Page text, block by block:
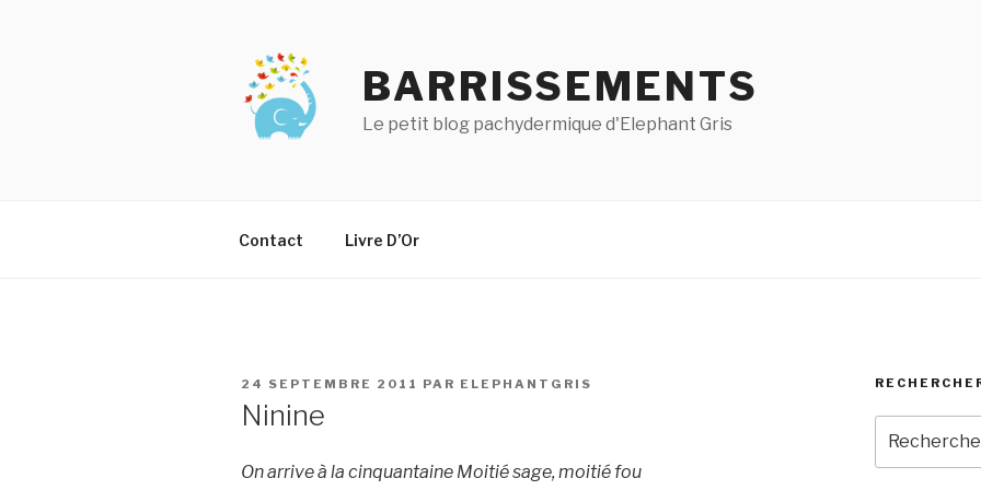
BARRISSEMENTS
Le petit blog pachydermique d'Elephant Gris
Contact Livre D’Or
PUBLIÉ
24 SEPTEMBRE 2011 PAR ELEPHANTGRIS
Ninine
On arrive à la cinquantaine Moitié sage, moitié fou
pour
: